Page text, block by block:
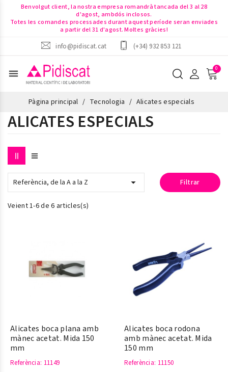
Benvolgut client, la nostra empresa romandrà tancada del 3 al 28
d'agost, ambdós inclosos.
Totes les comandes processades durant aquest període seran enviades
a partir del 31 d'agost. Moltes gràcies!
info@pidiscat.cat
(+34) 932 853 121
menu
Pàgina principal Tecnologia Alicates especials
ALICATES ESPECIALS
Referència, de la A a la Z  Filtrar
Veient 1-6 de 6 articles(s)
Alicates boca plana amb
mànec acetat. Mida 150
mm
Referència: 11149
Alicates boca rodona
amb mànec acetat. Mida
150 mm
Referència: 11150